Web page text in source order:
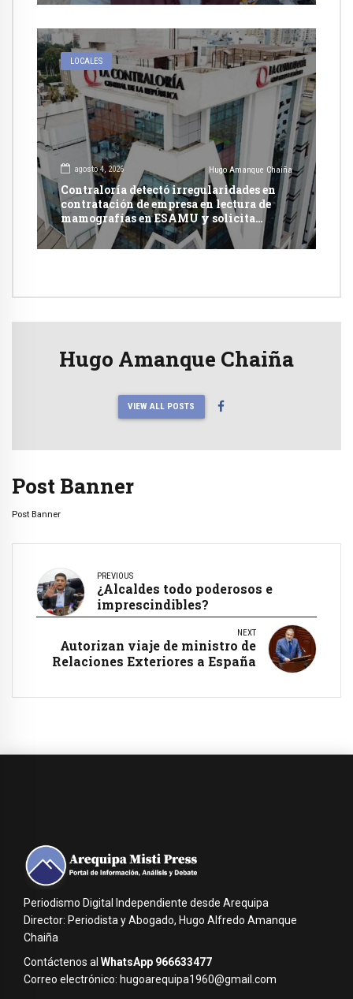
LOCALES
agosto 4, 2026 Hugo Amanque Chaiña
Contraloría detectó irregularidades en
contratación de empresa en lectura de
mamografías en ESAMU y solicita
acciones penales contra funcionarios
Hugo Amanque Chaiña
VIEW ALL POSTS
Post Banner
Post Banner
PREVIOUS
¿Alcaldes todo poderosos e
imprescindibles?
NEXT
Autorizan viaje de ministro de
Relaciones Exteriores a España
Periodismo Digital Independiente desde Arequipa
Director: Periodista y Abogado, Hugo Alfredo Amanque
Chaiña
Contáctenos al WhatsApp 966633477
Correo electrónico: hugoarequipa1960@gmail.com